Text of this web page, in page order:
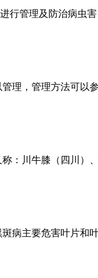
行管理及防治病
理，管理方法可
：川牛膝（四川
病主要危害叶片